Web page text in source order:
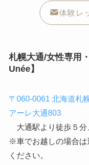
体験レ
札幌大通/女性専用
Unée】
〒060-0061 北海道札
アーレ大通803
大通駅より徒歩５分
※車でお越しの場合は
ください。